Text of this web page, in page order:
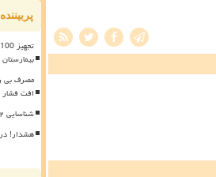
مصرف بی
افت
شناسایی ۴۹۲ بیماری نادر
هشدار!